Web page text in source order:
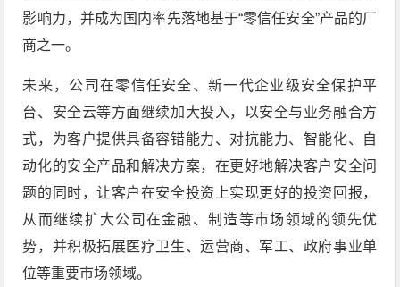
影响力，并成为国内率先落地基于“零信任安全”产品的厂
商之一。
未来，公司在零信任安全、新一代企业级安全保护平
台、安全云等方面继续加大投入，以安全与业务融合方
式，为客户提供具备容错能力、对抗能力、智能化、自
动化的安全产品和解决方案，在更好地解决客户安全问
题的同时，让客户在安全投资上实现更好的投资回报，
从而继续扩大公司在金融、制造等市场领域的领先优
势，并积极拓展医疗卫生、运营商、军工、政府事业单
位等重要市场领域。